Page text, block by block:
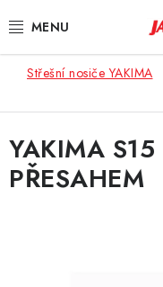
na
STŘEŠNÍ NOSIČE
STŘEŠNÍ BOXY
Střešní nosiče YAKIMA
YAKIMA
PŘESAHEM